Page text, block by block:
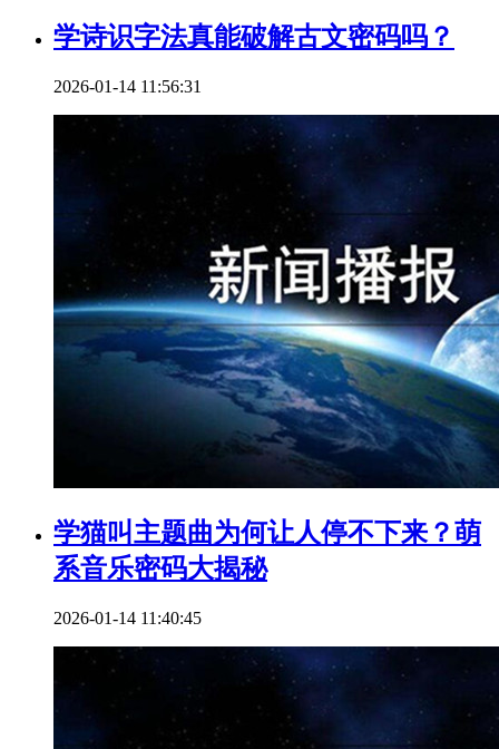
学诗识字法真能破解古文密码吗？
2026-01-14 11:56:31
学猫叫主题曲为何让人停不下来？萌
系音乐密码大揭秘
2026-01-14 11:40:45